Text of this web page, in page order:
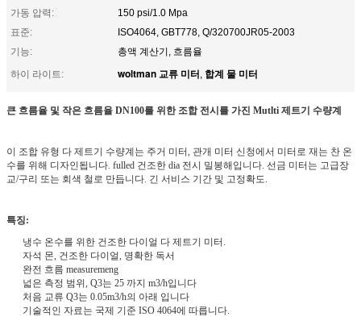
가동 압력:
150 psi/1.0 Mpa
표준:
ISO4064, GBT778, Q/320700JR05-2003
기능:
총액 계산기, 흐름율
하이 라이트:
woltman 교류 미터, 합계 물 미터
큰 흐름율 및 작은 흐름율 DN100를 위한 조합 전시를 가진 Mutlti 제트기 수량계
이 조합 유형 다 제트기 수량계는 주거 미터, 관개 미터 신청에서 미터로 재는 찬 온
수를 위해 디자인됩니다. fulled 건조한 dia 전시 밀봉해입니다. 선금 미터는 고급장
교/구리 또는 회색 철로 만듭니다. 긴 서비스 기간 및 고정확도.
특징:
냉수 온수를 위한 건조한 다이얼 다 제트기 미터.
자석 몬, 건조한 다이얼, 명확한 독서
완전 흐름 measuremeng
넓은 측정 범위, Q3는 25 까지 m3/h입니다
처음 교류 Q3는 0.05m3/h의 아래 입니다
기술적인 자료는 국제 기준 ISO 4064에 따릅니다.